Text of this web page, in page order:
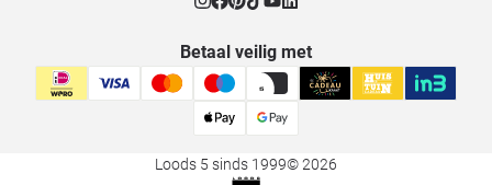
Betaal veilig met
Loods 5 sinds 1999© 2026